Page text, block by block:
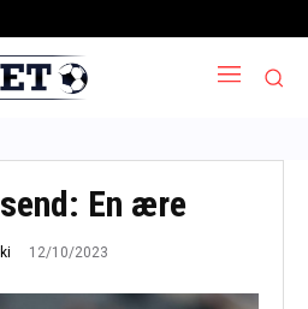
En ære
12/10/2023